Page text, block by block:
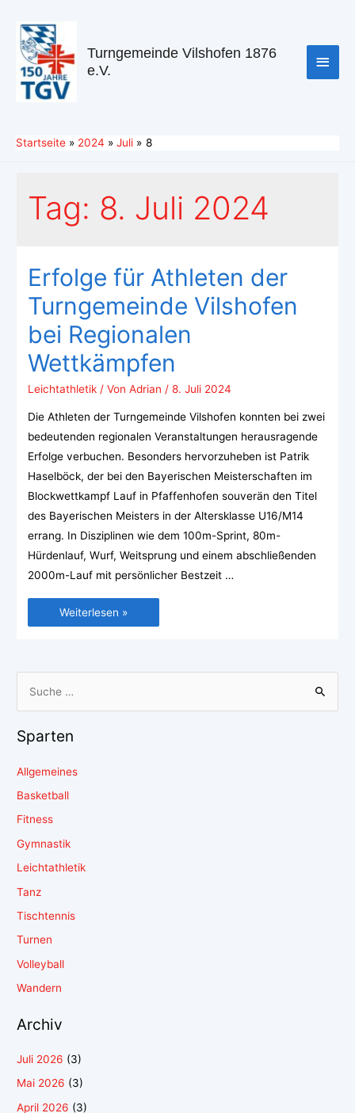
Turngemeinde Vilshofen 1876
e.V.
Startseite 2024 Juli 8
Tag: 8. Juli 2024
Erfolge für Athleten der
Turngemeinde Vilshofen
bei Regionalen
Wettkämpfen
Leichtathletik/ Von Adrian / 8. Juli 2024
Die Athleten der Turngemeinde Vilshofen konnten bei zwei
bedeutenden regionalen Veranstaltungen herausragende
Erfolge verbuchen. Besonders hervorzuheben ist Patrik
Haselböck, der bei den Bayerischen Meisterschaften im
Blockwettkampf Lauf in Pfaffenhofen souverän den Titel
des Bayerischen Meisters in der Altersklasse U16/M14
errang. In Disziplinen wie dem 100m-Sprint, 80m-
Hürdenlauf, Wurf, Weitsprung und einem abschließenden
2000m-Lauf mit persönlicher Bestzeit …
Weiterlesen »
Sparten
Allgemeines
Basketball
Fitness
Gymnastik
Leichtathletik
Tanz
Tischtennis
Turnen
Volleyball
Wandern
Archiv
Juli 2026 (3)
Mai 2026 (3)
April 2026 (3)